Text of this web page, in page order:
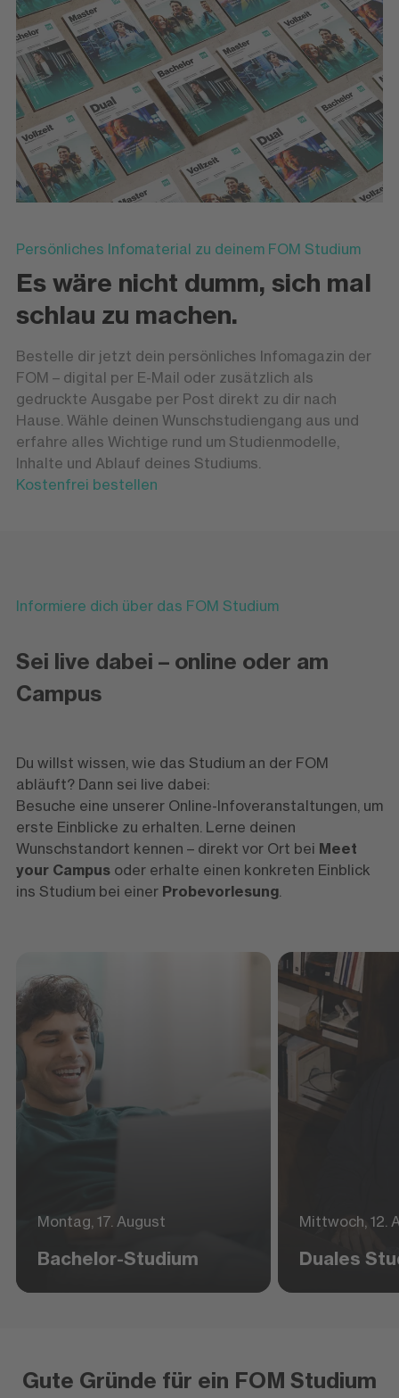
Persönliches Infomaterial zu deinem FOM Studium
Es wäre nicht dumm, sich mal
schlau zu machen.
Bestelle dir jetzt dein persönliches Infomagazin der
FOM – digital per E-Mail oder zusätzlich als
gedruckte Ausgabe per Post direkt zu dir nach
Hause. Wähle deinen Wunschstudiengang aus und
erfahre alles Wichtige rund um Studienmodelle,
Inhalte und Ablauf deines Studiums.
Kostenfrei bestellen
Informiere dich über das FOM Studium
Sei live dabei – online oder am
Campus
Du willst wissen, wie das Studium an der FOM
abläuft? Dann sei live dabei:
Besuche eine unserer Online-Infoveranstaltungen, um
erste Einblicke zu erhalten. Lerne deinen
Wunschstandort kennen – direkt vor Ort bei Meet
your Campusoder erhalte einen konkreten Einblick
ins Studium bei einer Probevorlesung.
Montag, 17. August
Bachelor-Studium
Mittwoch, 12.
Duales
Gute Gründe für ein FOM Studium